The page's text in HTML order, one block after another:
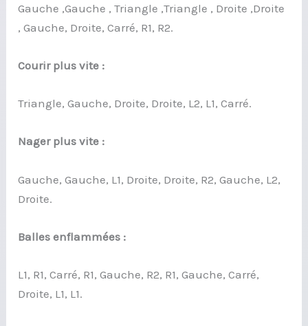
Gauche ,Gauche , Triangle ,Triangle , Droite ,Droite
, Gauche, Droite, Carré, R1, R2.
Courir plus vite :
Triangle, Gauche, Droite, Droite, L2, L1, Carré.
Nager plus vite :
Gauche, Gauche, L1, Droite, Droite, R2, Gauche, L2,
Droite.
Balles enflammées :
L1, R1, Carré, R1, Gauche, R2, R1, Gauche, Carré,
Droite, L1, L1.